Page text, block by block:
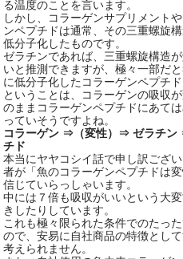
る温度のことを言います。
しかし、コラーゲンサプリメント
ンペプチドは通常、その三重螺旋
低分子化したものです。
ゼラチンであれば、三重螺旋構造
いと推測できますが、極々一部だ
に低分子化したコラーゲンペプチ
ということは、コラーゲンの吸収
のままコラーゲンペプチドにあて
っていそうですよね。
コラーゲン ⇒（変性）⇒ ゼラチ
チド
本当にヤヤコシイ話で申し訳ござ
者が「魚のコラーゲンペプチドは
信じていらっしゃいます。
中には７倍も吸収がいいという大
きしたりしています。
これも極々限られた条件でのたっ
ので、安易に自社商品の特徴とし
考えられません。